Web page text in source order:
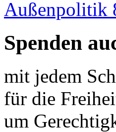
Außenpolitik
Spenden
mit jedem
für die
um